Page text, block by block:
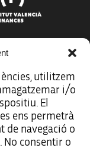
utilitzem
i/o
El
ens permetrà
de navegació o
No consentir o